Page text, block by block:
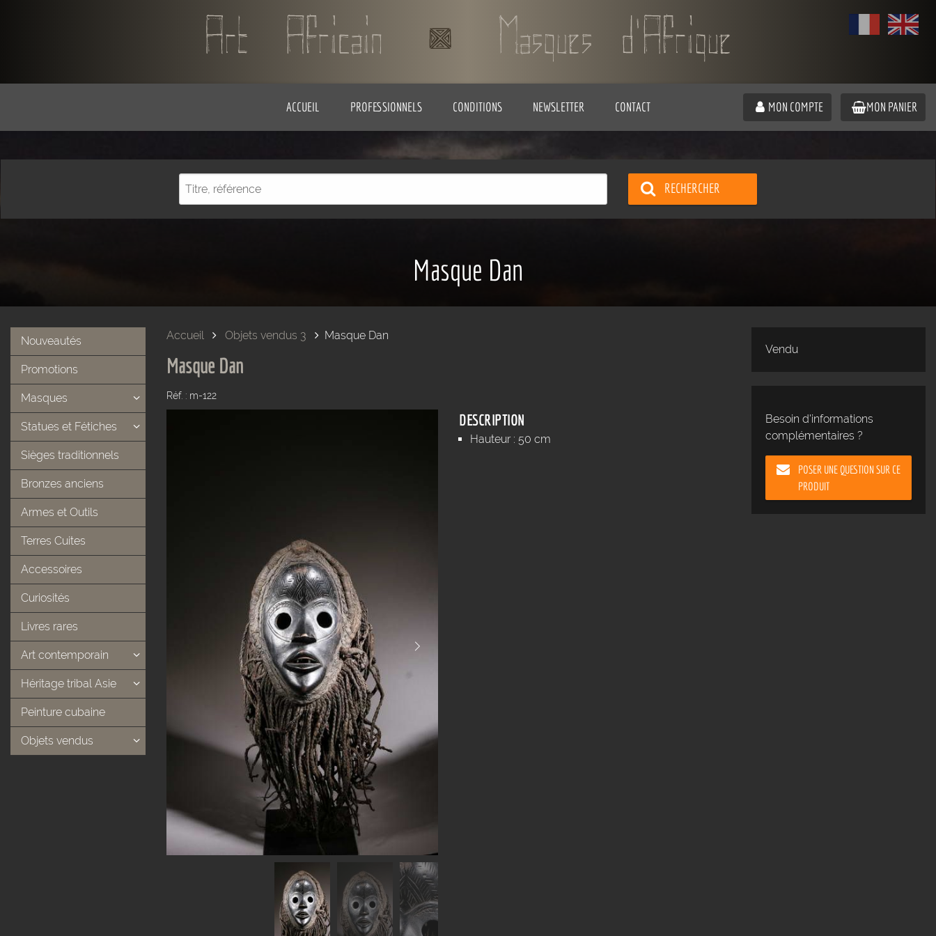
ACCUEIL PROFESSIONNELS CONDITIONS NEWSLETTER CONTACT MON COMPTE MON PANIER
RECHERCHER
Masque Dan
Nouveautés
Promotions
Masques
Statues et Fétiches
Sièges traditionnels
Bronzes anciens
Armes et Outils
Terres Cuites
Accessoires
Curiosités
Livres rares
Art contemporain
Héritage tribal Asie
Peinture cubaine
Objets vendus
Accueil Objets vendus 3 Masque Dan
Masque Dan
Réf. : m-122
DESCRIPTION
Hauteur : 50 cm
Vendu
Besoin d'informations
complémentaires ?
POSER UNE QUESTION SUR CE
PRODUIT